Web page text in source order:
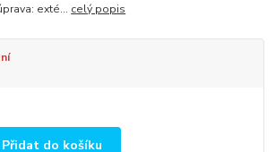
exté... celý popis
Přidat do košíku